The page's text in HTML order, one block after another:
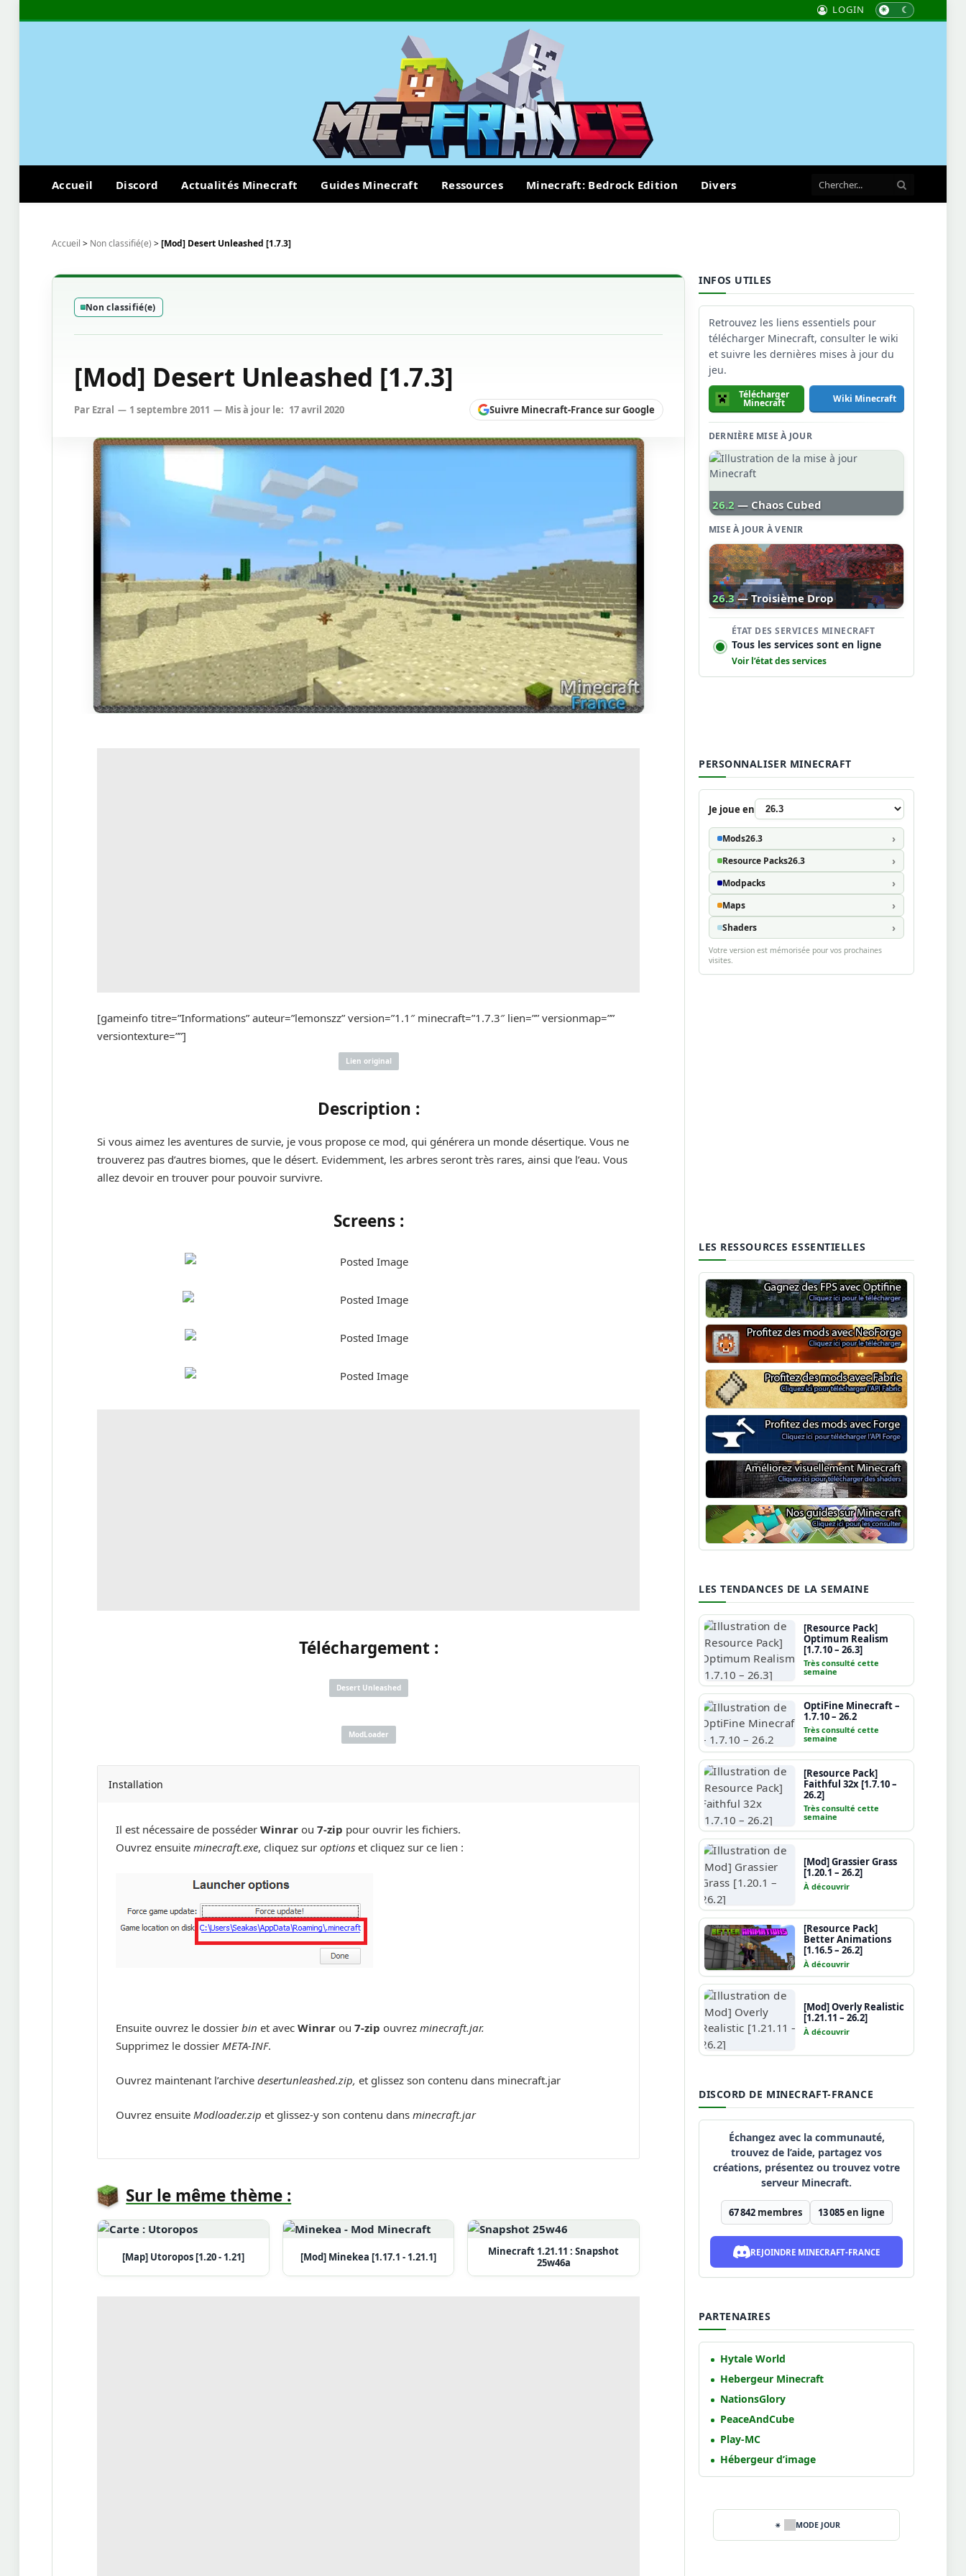
LOGIN
Accueil Discord Actualités Minecraft Guides Minecraft Ressources Minecraft: Bedrock Edition Divers
Accueil > Non classifié(e) >[Mod] Desert Unleashed [1.7.3]
Non classifié(e)
[Mod] Desert Unleashed [1.7.3]
Par Ezral 1 septembre 2011 Mis à jour le: 17 avril 2020 Suivre Minecraft-France sur Google
[gameinfo titre=”Informations” auteur=”lemonszz” version=”1.1″ minecraft=”1.7.3″ lien=”” versionmap=””
versiontexture=””]
Lien original
Description :
Si vous aimez les aventures de survie, je vous propose ce mod, qui générera un monde désertique. Vous ne
trouverez pas d’autres biomes, que le désert. Evidemment, les arbres seront très rares, ainsi que l’eau. Vous
allez devoir en trouver pour pouvoir survivre.
Screens :
Téléchargement :
Desert Unleashed
ModLoader
Installation
Il est nécessaire de posséderWinrar ou7-zip pour ouvrir les fichiers.
Ouvrez ensuiteminecraft.exe, cliquez suroptions et cliquez sur ce lien :
Ensuite ouvrez le dossierbin et avecWinrar ou7-zip ouvrezminecraft.jar.
Supprimez le dossierMETA-INF.
Ouvrez maintenant l’archivedesertunleashed.zip, et glissez son contenu dans minecraft.jar
Ouvrez ensuiteModloader.zip et glissez-y son contenu dansminecraft.jar
Sur le même thème :
[Map] Utoropos [1.20 - 1.21] [Mod] Minekea [1.17.1 - 1.21.1]
Minecraft 1.21.11 : Snapshot
25w46a
INFOS UTILES
Retrouvez les liens essentiels pour
télécharger Minecraft, consulter le wiki
et suivre les dernières mises à jour du
jeu.
Télécharger
Minecraft Wiki Minecraft
DERNIÈRE MISE À JOUR
26.2 — Chaos Cubed
MISE À JOUR À VENIR
26.3 — Troisième Drop
ÉTAT DES SERVICES MINECRAFT
Tous les services sont en ligne
Voir l’état des services
PERSONNALISER MINECRAFT
Je joue en
Mods26.3
Resource Packs26.3
Modpacks
Maps
Shaders
Votre version est mémorisée pour vos prochaines
visites.
LES RESSOURCES ESSENTIELLES
Optifine
NeoForge
Minecraft Fabric
Minecraft Forge
Shaders Minecraft
Guide Minecraft
LES TENDANCES DE LA SEMAINE
[Resource Pack]
Optimum Realism
[1.7.10 – 26.3]
Très consulté cette
semaine
OptiFine Minecraft –
1.7.10 – 26.2
Très consulté cette
semaine
[Resource Pack]
Faithful 32x [1.7.10 –
26.2]
Très consulté cette
semaine
[Mod] Grassier Grass
[1.20.1 – 26.2]
À découvrir
[Resource Pack]
Better Animations
[1.16.5 – 26.2]
À découvrir
[Mod] Overly Realistic
[1.21.11 – 26.2]
À découvrir
DISCORD DE MINECRAFT-FRANCE
Échangez avec la communauté,
trouvez de l’aide, partagez vos
créations, présentez ou trouvez votre
serveur Minecraft.
67 842membres 13 085en ligne
REJOINDRE MINECRAFT-FRANCE
PARTENAIRES
Hytale World
Hebergeur Minecraft
NationsGlory
PeaceAndCube
Play-MC
Hébergeur d’image
MODE JOUR